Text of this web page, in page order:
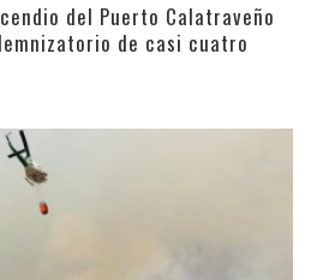
del Puerto Calatraveño
de casi cuatro